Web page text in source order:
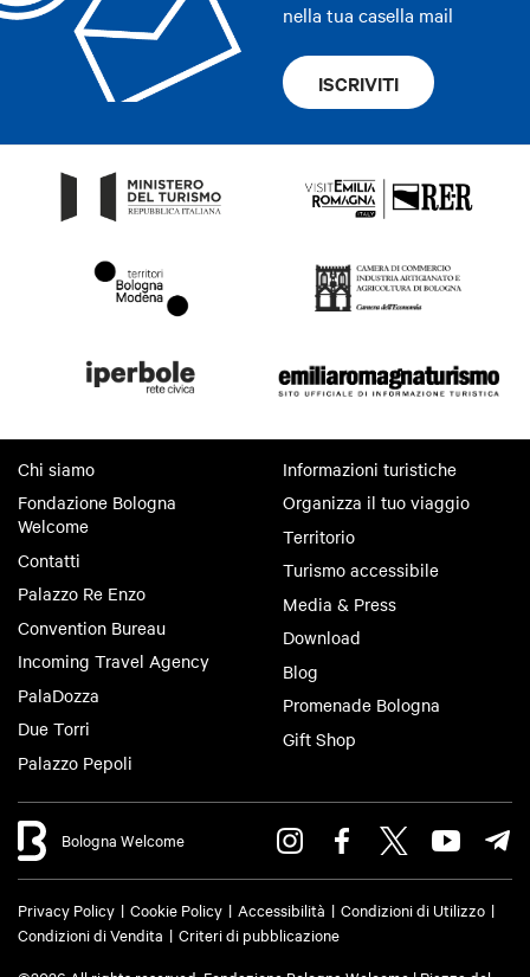
nella tua casella mail
ISCRIVITI
Chi siamo
Fondazione Bologna
Welcome
Contatti
Palazzo Re Enzo
Convention Bureau
Incoming Travel Agency
PalaDozza
Due Torri
Palazzo Pepoli
Informazioni turistiche
Organizza il tuo viaggio
Territorio
Turismo accessibile
Media & Press
Download
Blog
Promenade Bologna
Gift Shop
Bologna Welcome
Privacy Policy Cookie Policy Accessibilità
Condizioni di Utilizzo
Condizioni di Vendita
Criteri di pubblicazione